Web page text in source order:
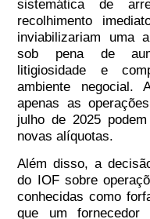
sistemática de
recolhimento
inviabilizariam uma
sob pena de
litigiosidade e
ambiente negocial.
apenas as
julho de 2025
novas alíquotas.
Além disso, a
do IOF sobre
conhecidas como
que um